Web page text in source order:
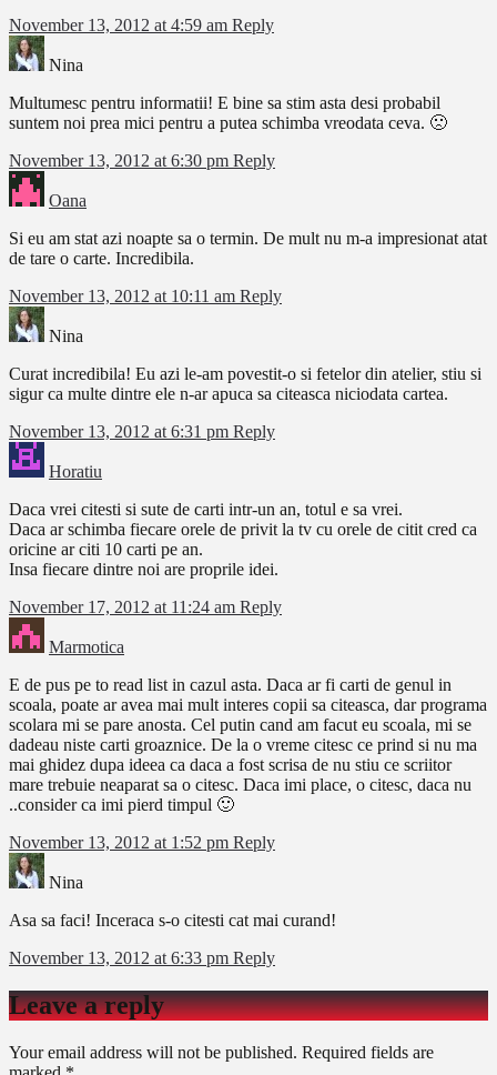
November 13, 2012 at 4:59 am Reply
Nina
Multumesc pentru informatii! E bine sa stim asta desi probabil
suntem noi prea mici pentru a putea schimba vreodata ceva. 🙁
November 13, 2012 at 6:30 pm Reply
Oana
Si eu am stat azi noapte sa o termin. De mult nu m-a impresionat atat
de tare o carte. Incredibila.
November 13, 2012 at 10:11 am Reply
Nina
Curat incredibila! Eu azi le-am povestit-o si fetelor din atelier, stiu si
sigur ca multe dintre ele n-ar apuca sa citeasca niciodata cartea.
November 13, 2012 at 6:31 pm Reply
Horatiu
Daca vrei citesti si sute de carti intr-un an, totul e sa vrei.
Daca ar schimba fiecare orele de privit la tv cu orele de citit cred ca
oricine ar citi 10 carti pe an.
Insa fiecare dintre noi are proprile idei.
November 17, 2012 at 11:24 am Reply
Marmotica
E de pus pe to read list in cazul asta. Daca ar fi carti de genul in
scoala, poate ar avea mai mult interes copii sa citeasca, dar programa
scolara mi se pare anosta. Cel putin cand am facut eu scoala, mi se
dadeau niste carti groaznice. De la o vreme citesc ce prind si nu ma
mai ghidez dupa ideea ca daca a fost scrisa de nu stiu ce scriitor
mare trebuie neaparat sa o citesc. Daca imi place, o citesc, daca nu
..consider ca imi pierd timpul 🙂
November 13, 2012 at 1:52 pm Reply
Nina
Asa sa faci! Inceraca s-o citesti cat mai curand!
November 13, 2012 at 6:33 pm Reply
Leave a reply
Your email address will not be published. Required fields are